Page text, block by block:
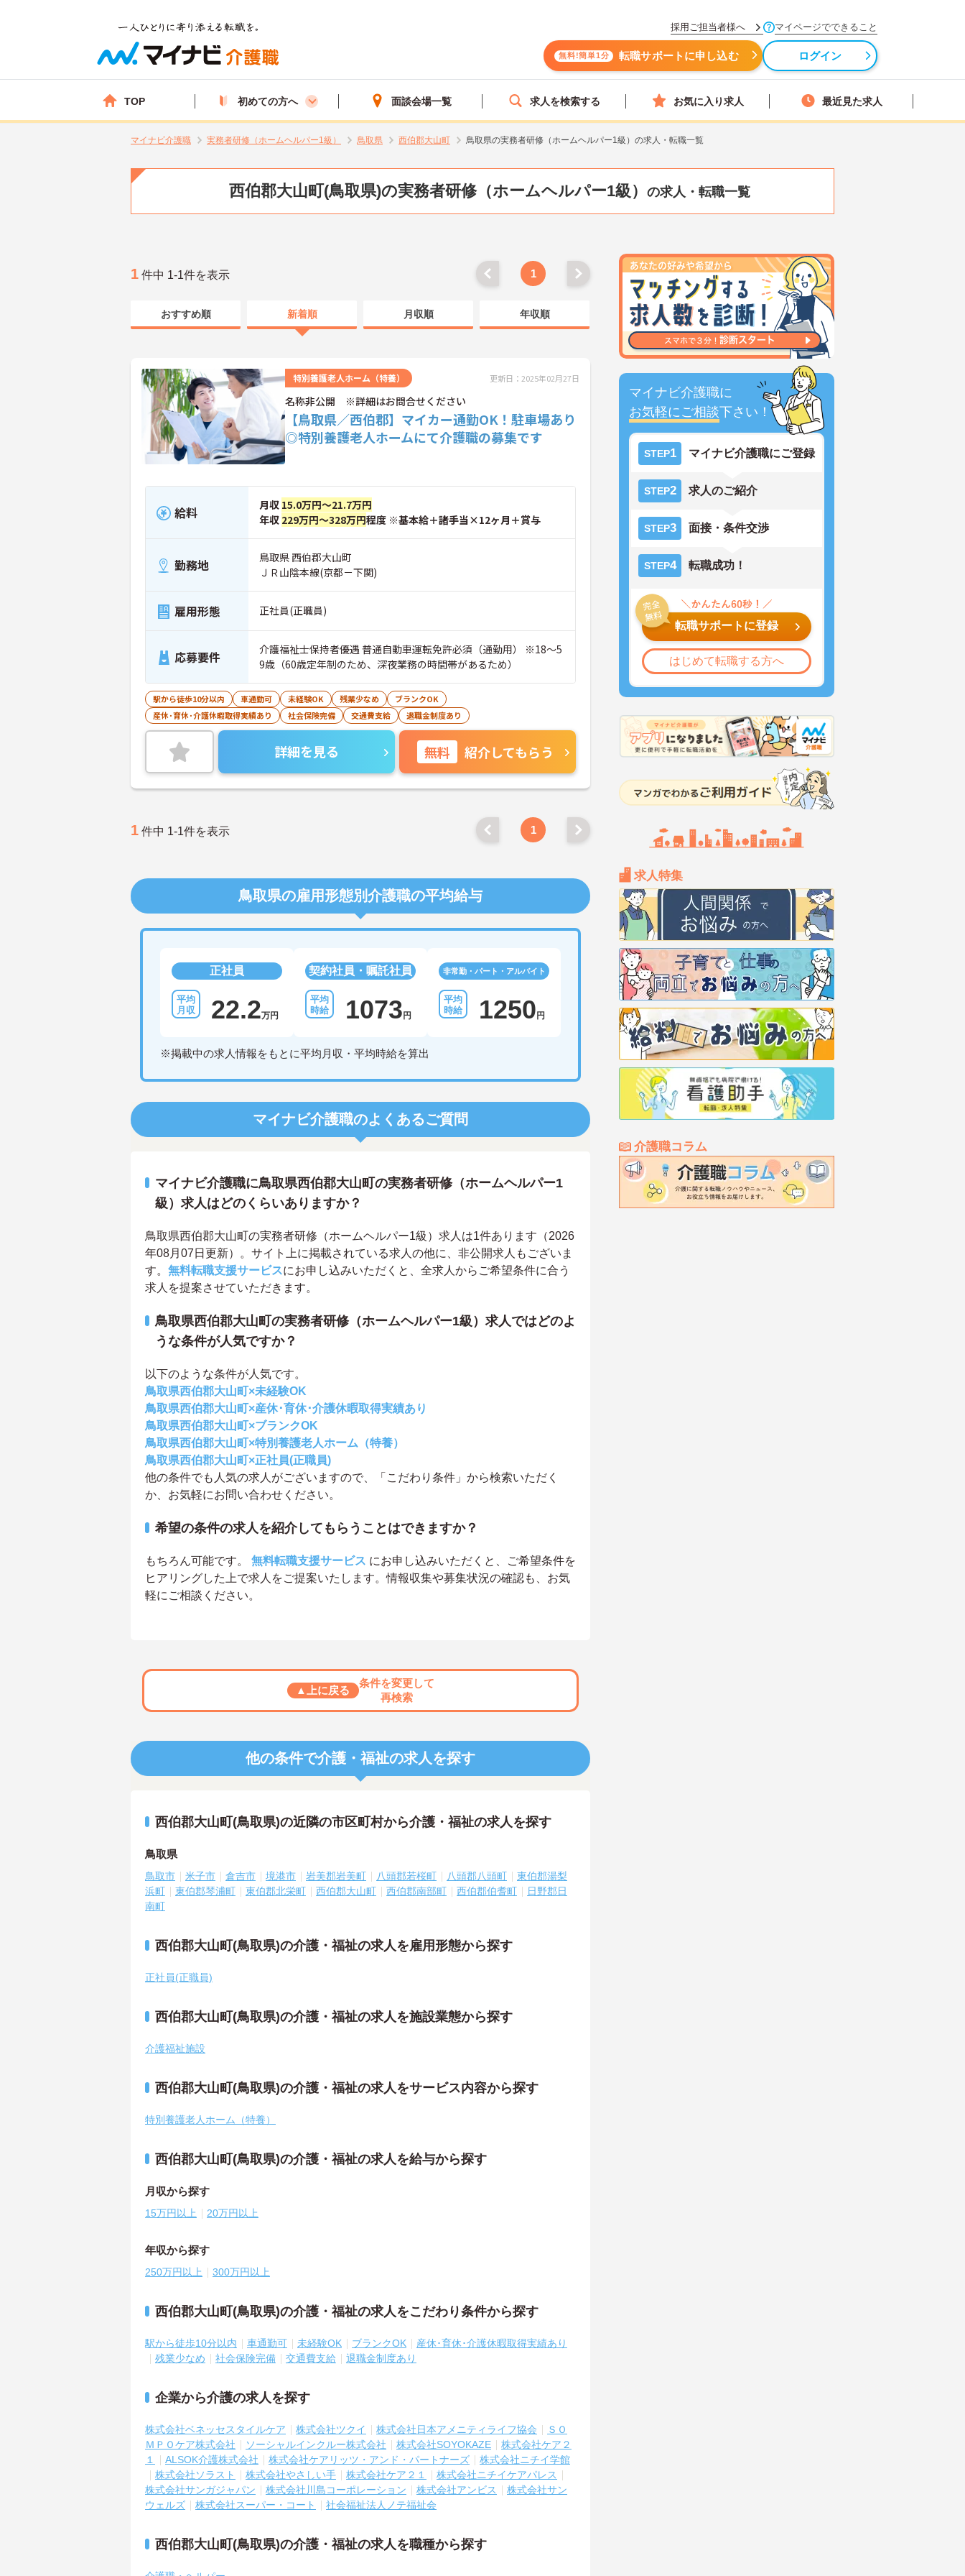
採用ご担当者様へ マイページでできること
無料!簡単1分 転職サポートに申し込む ログイン
TOP 初めての方へ 面談会場一覧 求人を検索する お気に入り求人 最近見た求人
マイナビ介護職 実務者研修（ホームヘルパー1級） 鳥取県 西伯郡大山町 鳥取県の実務者研修（ホームヘルパー1級）の求人・転職一覧
西伯郡大山町(鳥取県)の実務者研修（ホームヘルパー1級） の求人・転職一覧
マイナビ介護職に
お気軽にご相談下さい！
STEP1 マイナビ介護職にご登録
STEP2 求人のご紹介
STEP3 面接・条件交渉
STEP4 転職成功！
転職サポートに登録
はじめて転職する方へ
求人特集
介護職コラム
1 件中 1-1件を表示 1
おすすめ順 新着順 月収順 年収順
特別養護老人ホーム（特養） 更新日：2025年02月27日
名称非公開 ※詳細はお問合せください
【鳥取県／西伯郡】マイカー通勤OK！駐車場あり
◎特別養護老人ホームにて介護職の募集です
給料 月収 15.0万円～21.7万円
年収 229万円～328万円程度 ※基本給＋諸手当×12ヶ月＋賞与
勤務地
鳥取県 西伯郡大山町
ＪＲ山陰本線(京都－下関)
雇用形態 正社員(正職員)
応募要件
介護福祉士保持者優遇 普通自動車運転免許必須（通勤用） ※18～5
9歳（60歳定年制のため、深夜業務の時間帯があるため）
駅から徒歩10分以内 車通勤可 未経験OK 残業少なめ
ブランクOK
産休･育休･介護休暇取得実績あり
社会保険完備 交通費支給 退職金制度あり
詳細を見る 無料 紹介してもらう
1 件中 1-1件を表示 1
鳥取県の雇用形態別介護職の平均給与
正社員
22.2万円
契約社員・嘱託社員
1073 円
非常勤・パート・アルバイト
1250 円
※掲載中の求人情報をもとに平均月収・平均時給を算出
マイナビ介護職のよくあるご質問
マイナビ介護職に鳥取県西伯郡大山町の実務者研修（ホームヘルパー1
級）求人はどのくらいありますか？
鳥取県西伯郡大山町の実務者研修（ホームヘルパー1級）求人は1件あります（2026
年08月07日更新）。サイト上に掲載されている求人の他に、非公開求人もございま
す。 無料転職支援サービスにお申し込みいただくと、全求人からご希望条件に合う
求人を提案させていただきます。
鳥取県西伯郡大山町の実務者研修（ホームヘルパー1級）求人ではどのよ
うな条件が人気ですか？
以下のような条件が人気です。
鳥取県西伯郡大山町×未経験OK
鳥取県西伯郡大山町×産休･育休･介護休暇取得実績あり
鳥取県西伯郡大山町×ブランクOK
鳥取県西伯郡大山町×特別養護老人ホーム（特養）
鳥取県西伯郡大山町×正社員(正職員)
他の条件でも人気の求人がございますので、「こだわり条件」から検索いただく
か、お気軽にお問い合わせください。
希望の条件の求人を紹介してもらうことはできますか？
もちろん可能です。 無料転職支援サービス にお申し込みいただくと、ご希望条件を
ヒアリングした上で求人をご提案いたします。情報収集や募集状況の確認も、お気
軽にご相談ください。
▲上に戻る
条件を変更して
再検索
他の条件で介護・福祉の求人を探す
西伯郡大山町(鳥取県)の近隣の市区町村から介護・福祉の求人を探す
鳥取県
鳥取市 米子市 倉吉市 境港市 岩美郡岩美町 八頭郡若桜町 八頭郡八頭町
東伯郡湯梨
浜町
東伯郡琴浦町 東伯郡北栄町 西伯郡大山町 西伯郡南部町 西伯郡伯耆町
日野郡日
南町
西伯郡大山町(鳥取県)の介護・福祉の求人を雇用形態から探す
正社員(正職員)
西伯郡大山町(鳥取県)の介護・福祉の求人を施設業態から探す
介護福祉施設
西伯郡大山町(鳥取県)の介護・福祉の求人をサービス内容から探す
特別養護老人ホーム（特養）
西伯郡大山町(鳥取県)の介護・福祉の求人を給与から探す
月収から探す
15万円以上 20万円以上
年収から探す
250万円以上 300万円以上
西伯郡大山町(鳥取県)の介護・福祉の求人をこだわり条件から探す
駅から徒歩10分以内 車通勤可 未経験OK ブランクOK
産休･育休･介護休暇取得実績あり
残業少なめ
社会保険完備 交通費支給 退職金制度あり
企業から介護の求人を探す
株式会社ベネッセスタイルケア 株式会社ツクイ 株式会社日本アメニティライフ協会
ＳＯ
ＭＰＯケア株式会社
ソーシャルインクルー株式会社 株式会社SOYOKAZE
株式会社ケア２
１
ALSOK介護株式会社 株式会社ケアリッツ・アンド・パートナーズ
株式会社ニチイ学館
株式会社ソラスト
株式会社やさしい手 株式会社ケア２１
株式会社ニチイケアパレス
株式会社サンガジャパン
株式会社川島コーポレーション 株式会社アンビス
株式会社サン
ウェルズ
株式会社スーパー・コート 社会福祉法人ノテ福祉会
西伯郡大山町(鳥取県)の介護・福祉の求人を職種から探す